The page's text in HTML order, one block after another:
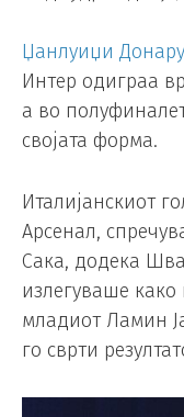
Џанлуиџи
Интер одиграа
а во
својата форма.
Италијанскиот
Арсенал,
Сака, додека
излегуваше
младиот Ламин
го сврти